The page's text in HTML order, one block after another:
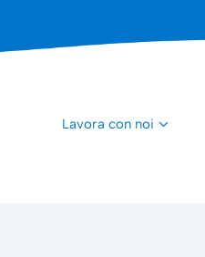
Lavora con noi